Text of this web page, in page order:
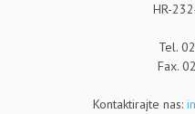
HR-
Tel.
Fax.
Kontaktirajte nas: